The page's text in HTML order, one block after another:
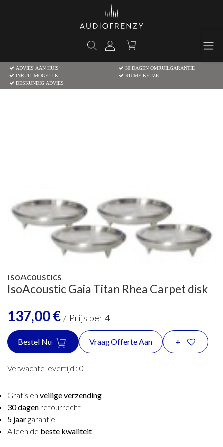
ADVIES AAN HUIS
30 DAGEN OMRUILGARANTIE
INRUIL MOGELIJK
RUIME KEUZE
DESKUNDIG ADVIES
IsoAcoustics
IsoAcoustic Gaia Titan Rhea Carpet disk
137,00€ / Prijs per 4
Bestel Nu Vraag Offerte Aan +
Verwachte levertijd : 0
Gratis en veilige verzending
30 dagen retourrecht
5 jaargarantie
Alleen de beste kwaliteit